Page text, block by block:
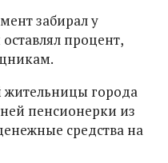
забирал у
процент,
жительницы города
пенсионерки из
средства на